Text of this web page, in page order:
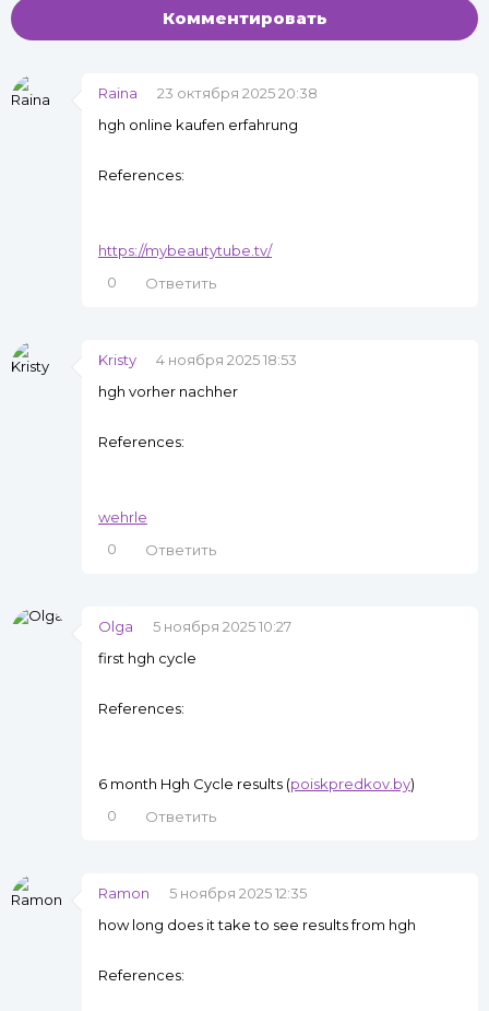
Комментировать
Raina
23 октября 2025 20:38
hgh online kaufen erfahrung
References:
https://mybeautytube.tv/
0
Ответить
Kristy
4 ноября 2025 18:53
hgh vorher nachher
References:
wehrle
0
Ответить
Olga
5 ноября 2025 10:27
first hgh cycle
References:
6 month Hgh Cycle results (poiskpredkov.by)
0
Ответить
Ramon
5 ноября 2025 12:35
how long does it take to see results from hgh
References: